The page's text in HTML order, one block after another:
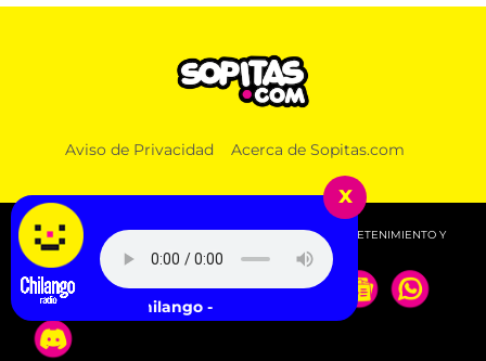
Aviso de Privacidad Acerca de Sopitas.com
© 2026 SOPITAS.COM - MÚSICA, NOTICIAS, DEPORTES, ENTRETENIMIENTO Y
MÁS!.
x
Radio Chilango -